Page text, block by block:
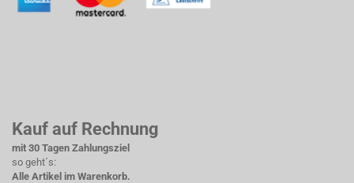
Kauf auf Rechnung
mit 30 Tagen Zahlungsziel
so geht´s:
Alle Artikel im Warenkorb.